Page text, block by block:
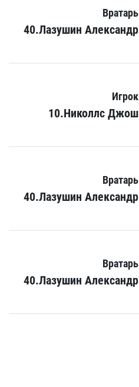
Вратарь
40.Лазушин Александр
Игрок
10.Николлс Джош
Вратарь
40.Лазушин Александр
Вратарь
40.Лазушин Александр